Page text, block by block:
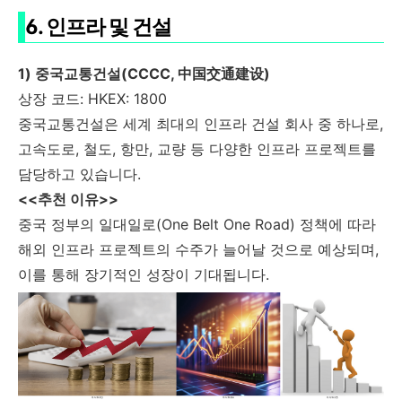
6. 인프라 및 건설
1) 중국교통건설(CCCC, 中国交通建设)
상장 코드: HKEX: 1800
중국교통건설은 세계 최대의 인프라 건설 회사 중 하나로,
고속도로, 철도, 항만, 교량 등 다양한 인프라 프로젝트를
담당하고 있습니다.
<<추천 이유>>
중국 정부의 일대일로(One Belt One Road) 정책에 따라
해외 인프라 프로젝트의 수주가 늘어날 것으로 예상되며,
이를 통해 장기적인 성장이 기대됩니다.